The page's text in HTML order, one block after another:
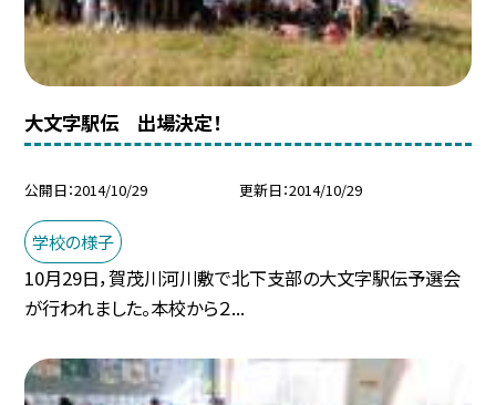
大文字駅伝 出場決定！
公開日 2014/10/29 更新日 2014/10/29
学校の様子
10月29日，賀茂川河川敷で北下支部の大文字駅伝予選会
が行われました。本校から２...